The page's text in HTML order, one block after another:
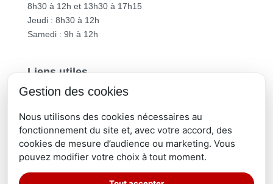
8h30 à 12h et 13h30 à 17h15
Jeudi : 8h30 à 12h
Samedi : 9h à 12h
Liens utiles
Vichy Communauté
Région Auvergne-Rhône-Alpes
Gestion des cookies
Nous utilisons des cookies nécessaires au
fonctionnement du site et, avec votre accord, des
cookies de mesure d’audience ou marketing. Vous
pouvez modifier votre choix à tout moment.